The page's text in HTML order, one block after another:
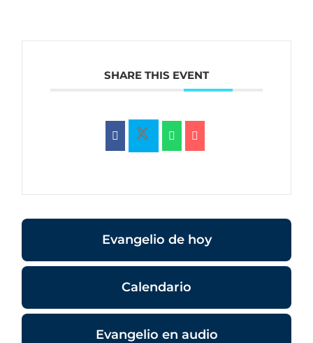
SHARE THIS EVENT
Evangelio de hoy
Calendario
Evangelio en audio